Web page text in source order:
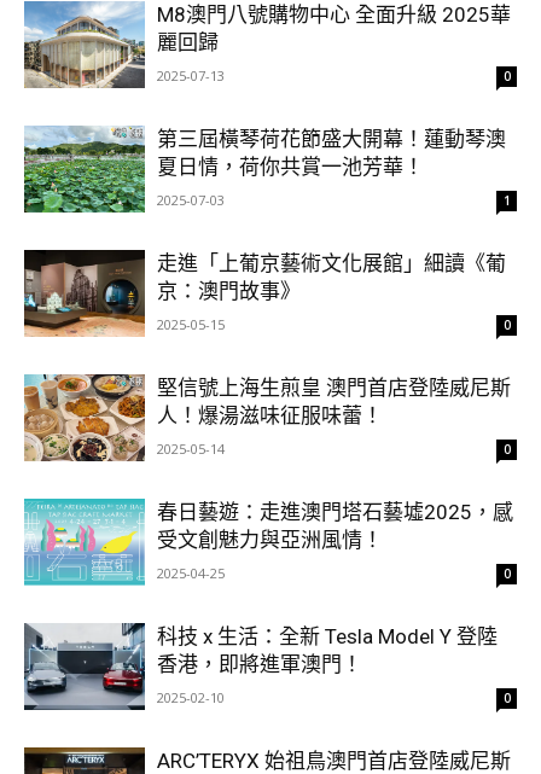
M8澳門八號購物中心 全面升級 2025華
麗回歸
2025-07-13 0
第三屆橫琴荷花節盛大開幕！蓮動琴澳
夏日情，荷你共賞一池芳華！
2025-07-03 1
走進「上葡京藝術文化展館」細讀《葡
京：澳門故事》
2025-05-15 0
堅信號上海生煎皇 澳門首店登陸威尼斯
人！爆湯滋味征服味蕾！
2025-05-14 0
春日藝遊：走進澳門塔石藝墟2025，感
受文創魅力與亞洲風情！
2025-04-25 0
科技 x 生活：全新 Tesla Model Y 登陸
香港，即將進軍澳門！
2025-02-10 0
ARC’TERYX 始祖鳥澳門首店登陸威尼斯